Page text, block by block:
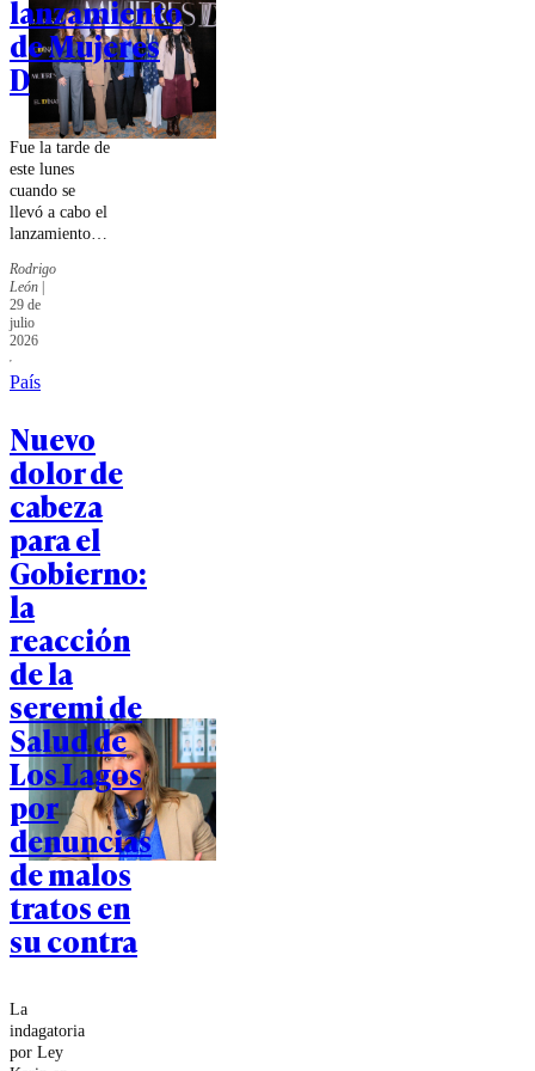
lanzamiento
de Mujeres
D
Fue la tarde de
este lunes
cuando se
llevó a cabo el
lanzamiento de
que busca
visibilizar a
mujeres que
están
impulsando
cambios en
Latinoamérica.
Rodrigo
León |
29 de
julio
2026
País
Nuevo
dolor de
cabeza
para el
Gobierno:
la
reacción
de la
seremi de
Salud de
Los Lagos
por
denuncias
de malos
tratos en
su contra
La
indagatoria
por Ley